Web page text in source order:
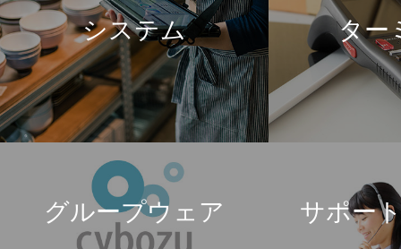
システム
ター
グループウェア サポー